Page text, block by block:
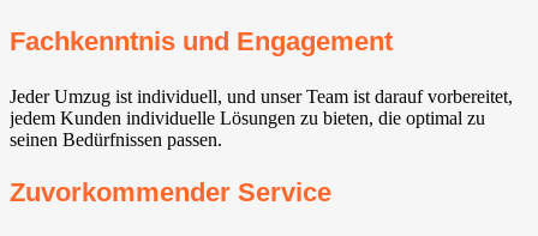
Fachkenntnis und Engagement
Jeder Umzug ist individuell, und unser Team ist darauf vorbereitet,
jedem Kunden individuelle Lösungen zu bieten, die optimal zu
seinen Bedürfnissen passen.
Zuvorkommender Service